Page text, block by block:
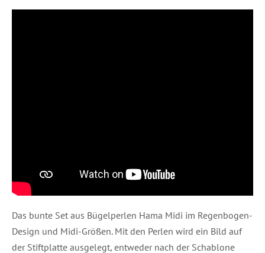
Das bunte Set aus Bügelperlen Hama Midi im Regenbogen-
Design und Midi-Größen. Mit den Perlen wird ein Bild auf
der Stiftplatte ausgelegt, entweder nach der Schablone